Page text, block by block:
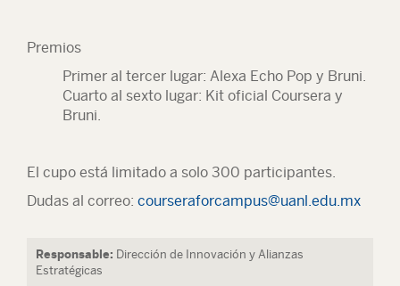
Premios
Primer al tercer lugar: Alexa Echo Pop y Bruni.
Cuarto al sexto lugar: Kit oficial Coursera y
Bruni.
El cupo está limitado a solo 300 participantes.
Dudas al correo: courseraforcampus@uanl.edu.mx
Responsable: Dirección de Innovación y Alianzas
Estratégicas